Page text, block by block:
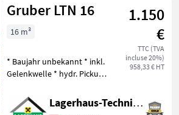
Pays Filtres
51
Gruber LTN 16
1.150
€
TTC (TVA
incluse 20%)
958,33 € HT
16 m³
* Baujahr unbekannt * inkl.
Gelenkwelle * hydr. Pickup
per Mail Ihren Besuch
bekanntzugeben, um
Lagerhaus-Technik Flachau